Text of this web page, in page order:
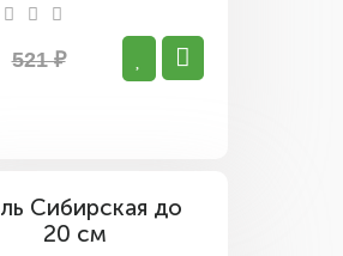
521 ₽